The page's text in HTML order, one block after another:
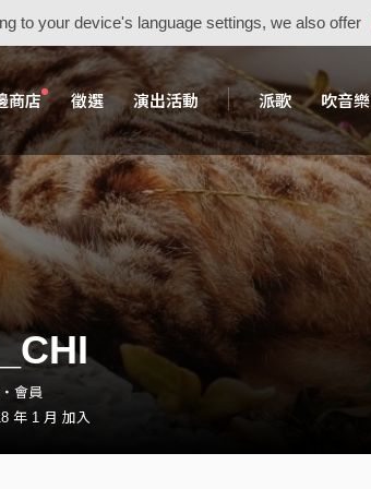
to your device's language settings, we also offer
商店 徵選 演出活動 派歌 吹音樂
會員
年 1 月 加入